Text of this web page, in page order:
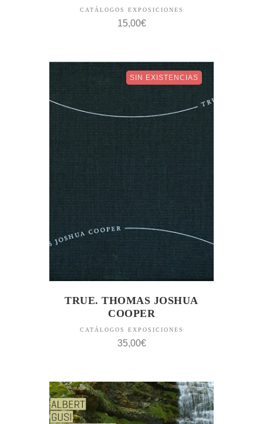
CATÁLOGOS EXPOSICIONES
15,00€
SIN EXISTENCIAS
TRUE. THOMAS JOSHUA
COOPER
CATÁLOGOS EXPOSICIONES
35,00€